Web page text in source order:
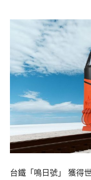
台鐵「鳴日號」 獲得